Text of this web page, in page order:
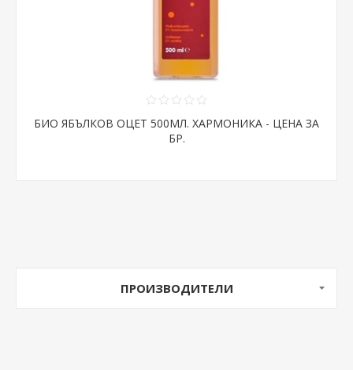
БИО ЯБЪЛКОВ ОЦЕТ 500МЛ. ХАРМОНИКА - ЦЕНА ЗА
БР.
ПРОИЗВОДИТЕЛИ